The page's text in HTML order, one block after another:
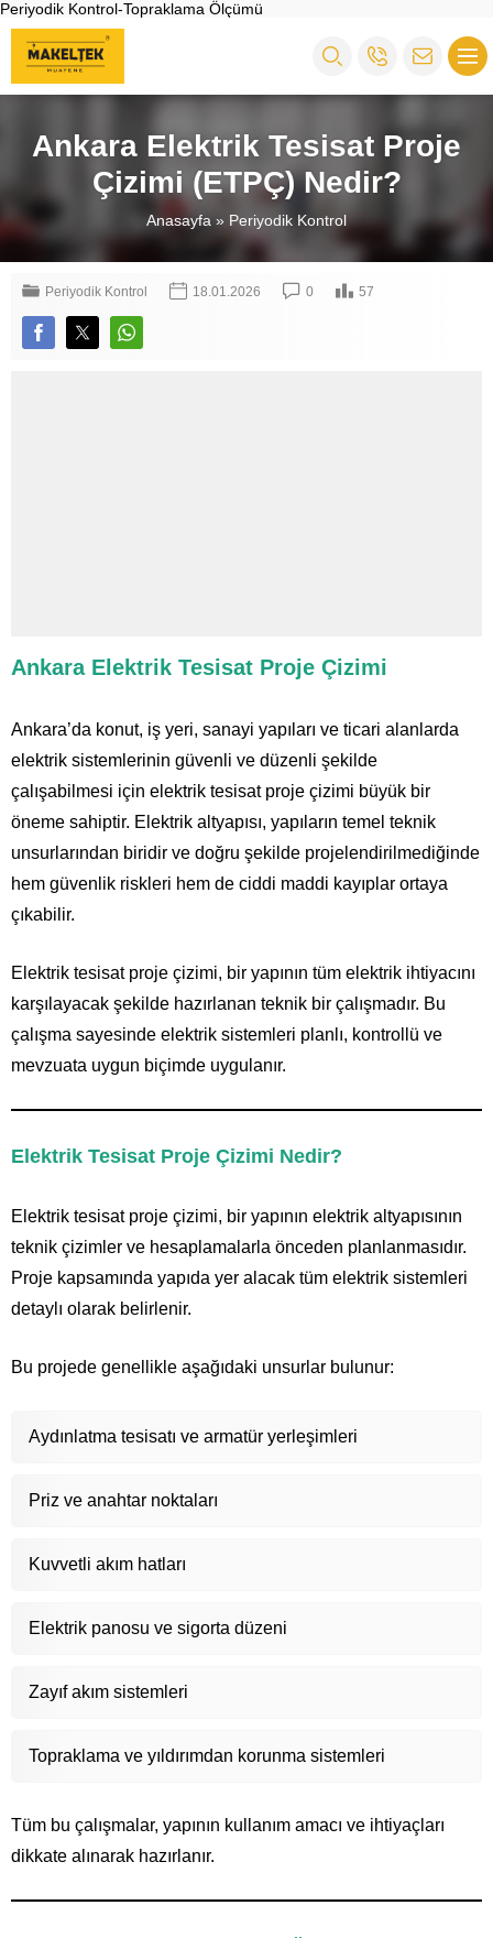
Periyodik Kontrol-Topraklama Ölçümü
Ankara Elektrik Tesisat Proje
Çizimi (ETPÇ) Nedir?
Anasayfa » Periyodik Kontrol
Periyodik Kontrol 18.01.2026 0 57
Ankara Elektrik Tesisat Proje Çizimi
Ankara’da konut, iş yeri, sanayi yapıları ve ticari alanlarda
elektrik sistemlerinin güvenli ve düzenli şekilde
çalışabilmesi için elektrik tesisat proje çizimi büyük bir
öneme sahiptir. Elektrik altyapısı, yapıların temel teknik
unsurlarından biridir ve doğru şekilde projelendirilmediğinde
hem güvenlik riskleri hem de ciddi maddi kayıplar ortaya
çıkabilir.
Elektrik tesisat proje çizimi, bir yapının tüm elektrik ihtiyacını
karşılayacak şekilde hazırlanan teknik bir çalışmadır. Bu
çalışma sayesinde elektrik sistemleri planlı, kontrollü ve
mevzuata uygun biçimde uygulanır.
Elektrik Tesisat Proje Çizimi Nedir?
Elektrik tesisat proje çizimi, bir yapının elektrik altyapısının
teknik çizimler ve hesaplamalarla önceden planlanmasıdır.
Proje kapsamında yapıda yer alacak tüm elektrik sistemleri
detaylı olarak belirlenir.
Bu projede genellikle aşağıdaki unsurlar bulunur:
Aydınlatma tesisatı ve armatür yerleşimleri
Priz ve anahtar noktaları
Kuvvetli akım hatları
Elektrik panosu ve sigorta düzeni
Zayıf akım sistemleri
Topraklama ve yıldırımdan korunma sistemleri
Tüm bu çalışmalar, yapının kullanım amacı ve ihtiyaçları
dikkate alınarak hazırlanır.